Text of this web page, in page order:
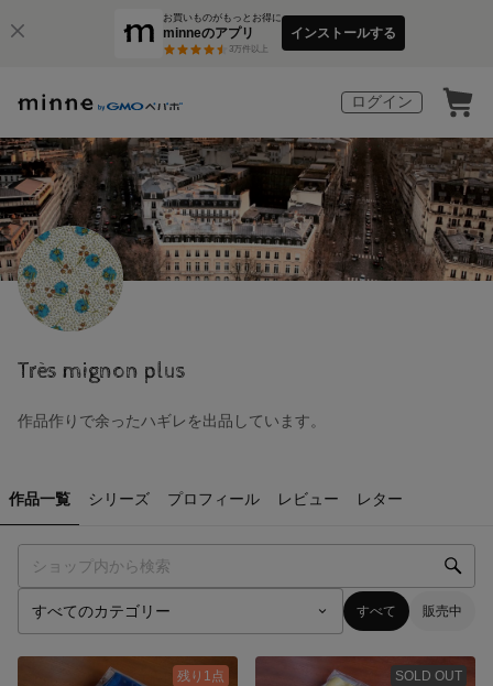
お買いものがもっとお得に
minneのアプリ
3万件以上
インストールする
ログイン
Très mignon plus
作品作りで余ったハギレを出品しています。
作品一覧 シリーズ プロフィール レビュー レター
すべて 販売中
残り1点 SOLD OUT